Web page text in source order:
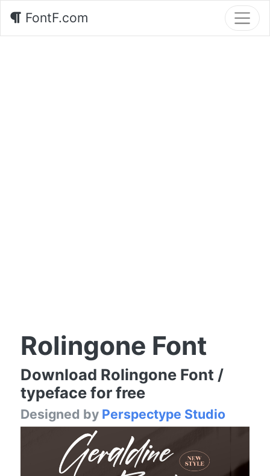
FontF.com
Rolingone Font
Download Rolingone Font /
typeface for free
Designed by Perspectype Studio